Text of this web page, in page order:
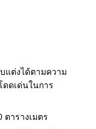
ต่งได้ตามความ
ดดเด่นในการ
ารางเมตร